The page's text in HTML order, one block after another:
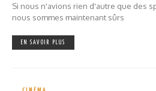
Si nous n'avions rien d'autre que des
nous sommes maintenant sûrs
EN SAVOIR PLUS